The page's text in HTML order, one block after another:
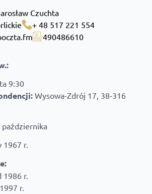
Czuchta
+ 48 517 221 554
490486610
9:30
Wysowa-Zdrój 17, 38-316
października
1967 r.
1986 r.
r.